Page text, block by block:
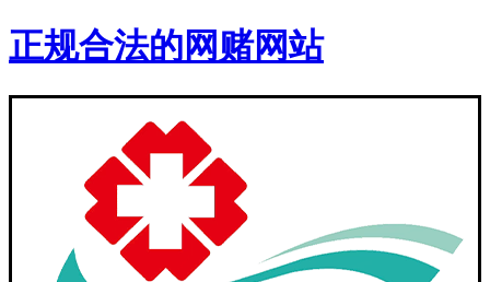
正规合法的网赌网站